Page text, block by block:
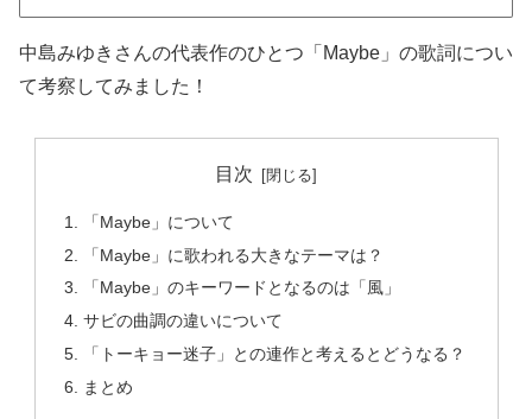
中島みゆきさんの代表作のひとつ「Maybe」の歌詞につい
て考察してみました！
目次
「Maybe」について
「Maybe」に歌われる大きなテーマは？
「Maybe」のキーワードとなるのは「風」
サビの曲調の違いについて
「トーキョー迷子」との連作と考えるとどうなる？
まとめ